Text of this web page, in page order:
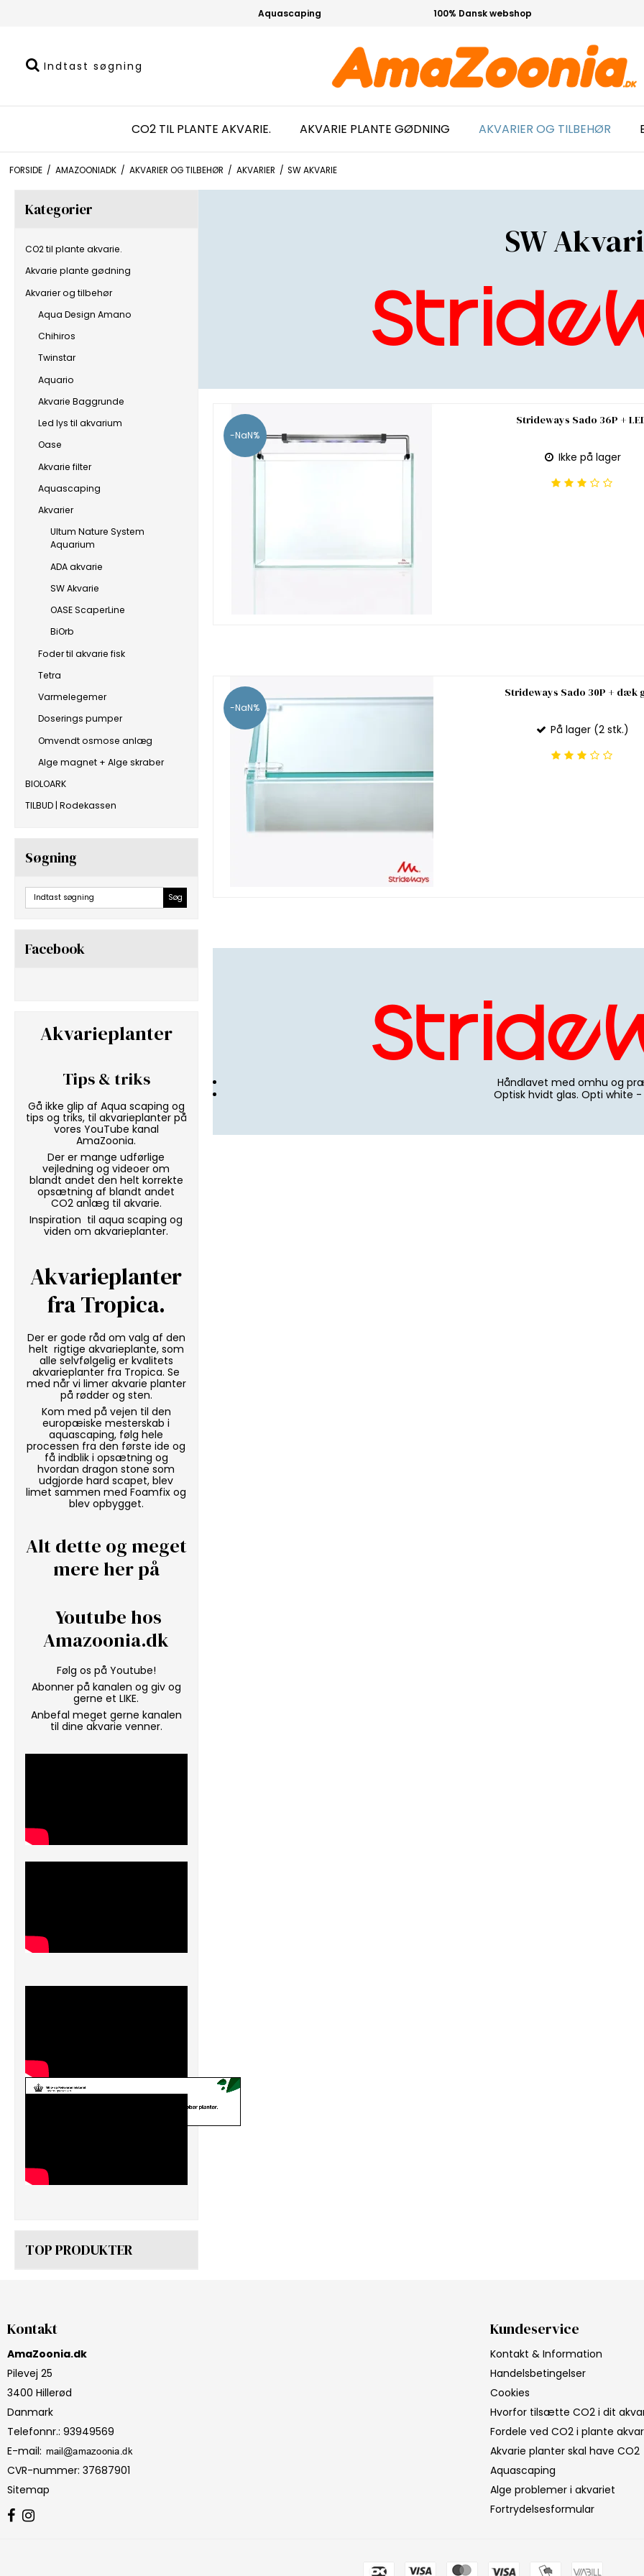
Aquascaping 100% Dansk webshop
CO2 TIL PLANTE AKVARIE. AKVARIE PLANTE GØDNING AKVARIER OG TILBEHØR
FORSIDE / AMAZOONIADK / AKVARIER OG TILBEHØR / AKVARIER / SW AKVARIE
Kategorier
CO2 til plante akvarie.
Akvarie plante gødning
Akvarier og tilbehør
Aqua Design Amano
Chihiros
Twinstar
Aquario
Akvarie Baggrunde
Led lys til akvarium
Oase
Akvarie filter
Aquascaping
Akvarier
Ultum Nature System
Aquarium
ADA akvarie
SW Akvarie
OASE ScaperLine
BiOrb
Foder til akvarie fisk
Tetra
Varmelegemer
Doserings pumper
Omvendt osmose anlæg
Alge magnet + Alge skraber
BIOLOARK
TILBUD | Rodekassen
Søgning
Søg
Facebook
Akvarieplanter
Tips & triks
Gå ikke glip af Aqua scaping og
tips og triks, til akvarieplanter på
vores YouTube kanal
AmaZoonia.
Der er mange udførlige
vejledning og videoer om
blandt andet den helt korrekte
opsætning af blandt andet
CO2 anlæg til akvarie.
Inspiration til aqua scaping og
viden om akvarieplanter.
Akvarieplanter
fra Tropica.
Der er gode råd om valg af den
helt rigtige akvarieplante, som
alle selvfølgelig er kvalitets
akvarieplanter fra Tropica. Se
med når vi limer akvarie planter
på rødder og sten.
Kom med på vejen til den
europæiske mesterskab i
aquascaping, følg hele
processen fra den første ide og
få indblik i opsætning og
hvordandragon stone som
udgjorde hard scapet, blev
limet sammen medFoamfix og
blev opbygget.
Alt dette og meget
mere her på
Youtube hos
Amazoonia.dk
Følg os på Youtube!
Abonner på kanalen og giv og
gerne et LIKE.
Anbefal meget gerne kanalen
til dine akvarie venner.
TOP PRODUKTER
SW
-NaN%
Strideways Sado 36P +
Ikke på lager
-NaN%
Strideways Sado 30P + dæk
På lager (2 stk.)
Håndlavet med omhu og
Optisk hvidt glas. Opti white -
Kontakt
AmaZoonia.dk
Pilevej 25
3400 Hillerød
Danmark
Telefonnr.: 93949569
E-mail:
CVR-nummer: 37687901
Sitemap
Kundeservice
Kontakt & Information
Handelsbetingelser
Cookies
Hvorfor tilsætte CO2 i dit
Fordele ved CO2 i plante
Akvarie planter skal have CO2
Aquascaping
Alge problemer i akvariet
Fortrydelsesformular